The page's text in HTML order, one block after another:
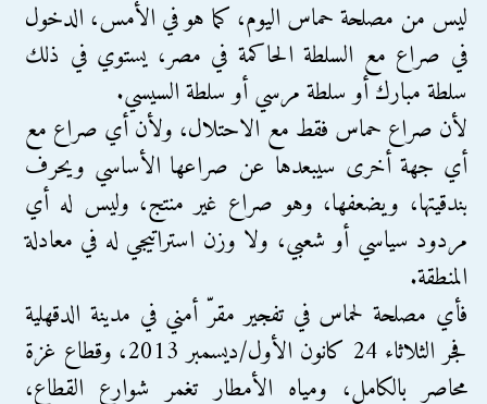
ليس من مصلحة حماس اليوم، كما هو في الأمس، الدخول
في صراع مع السلطة الحاكمة في مصر، يستوي في ذلك
سلطة مبارك أو سلطة مرسي أو سلطة السيسي.
لأن صراع حماس فقط مع الاحتلال، ولأن أي صراع مع
أي جهة أخرى سيبعدها عن صراعها الأساسي ويحرف
بندقيتها، ويضعفها، وهو صراع غير منتج، وليس له أي
مردود سياسي أو شعبي، ولا وزن استراتيجي له في معادلة
المنطقة.
فأي مصلحة لحماس في تفجير مقرّ أمني في مدينة الدقهلية
فجر الثلاثاء 24 كانون الأول/ديسمبر 2013، وقطاع غزة
محاصر بالكامل، ومياه الأمطار تغمر شوارع القطاع،